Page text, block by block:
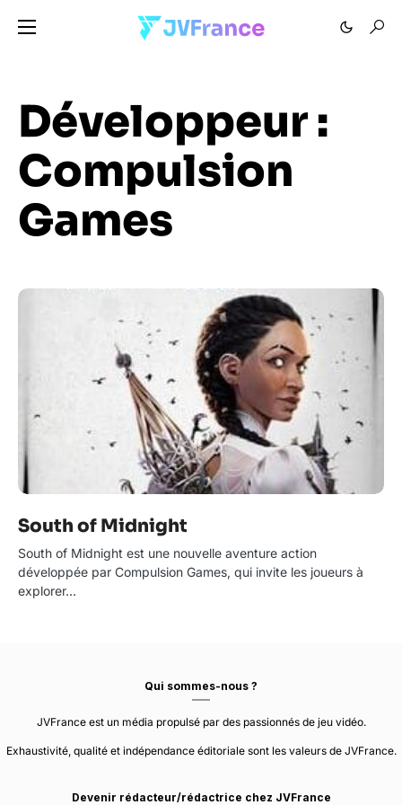
Développeur :
Compulsion
Games
South of Midnight
South of Midnight est une nouvelle aventure action
développée par Compulsion Games, qui invite les joueurs à
explorer…
Qui sommes-nous ?
JVFrance est un média propulsé par des passionnés de jeu vidéo.
Exhaustivité, qualité et indépendance éditoriale sont les valeurs de JVFrance.
Devenir rédacteur/rédactrice chez JVFrance